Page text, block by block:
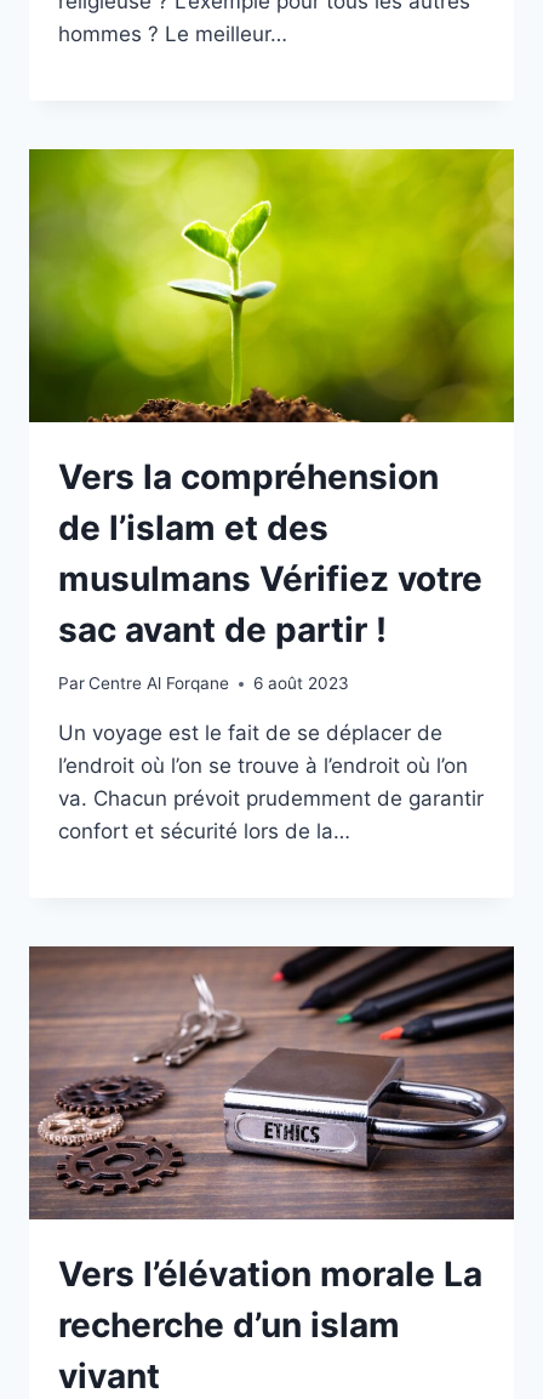
hommes ? Le meilleur…
Vers la compréhension
de l’islam et des
musulmans Vérifiez votre
sac avant de partir !
ParCentre Al Forqane 6 août 2023
Un voyage est le fait de se déplacer de
l’endroit où l’on se trouve à l’endroit où l’on
va. Chacun prévoit prudemment de garantir
confort et sécurité lors de la…
Vers l’élévation morale La
recherche d’un islam
vivant